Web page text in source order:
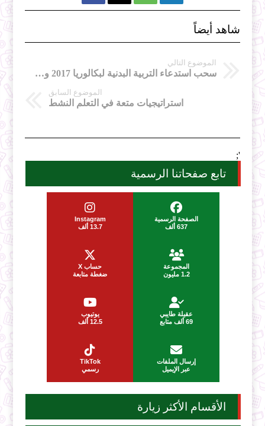
شاهد أيضاً
الموضوع التالي
سحب استدعاء التربية البدنية لبكالوريا 2017 ولاية بسكرة
الموضوع السابق
استراتيجيات متعة في التعلم النشط
';
تابع صفحاتنا الرسمية
الصفحة الرسمية
637 ألف
Instagram
13.7 ألف
المجموعة
1.2 مليون
حساب X
ضغطة متابعة
عقيلة طايبي
69 ألف متابع
يوتيوب
12.5 ألف
إرسال الملفات
عبر الإيميل
TikTok
رسمي
الأقسام الأكثر زيارة